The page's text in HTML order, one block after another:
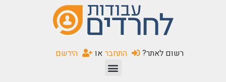
רשום לאתר? התחבר או הירשם